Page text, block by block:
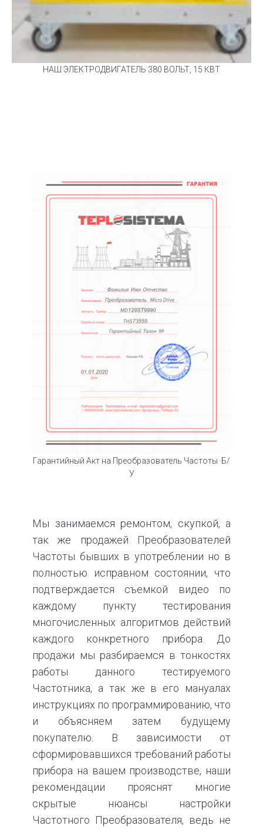
НАШ ЭЛЕКТРОДВИГАТЕЛЬ 380 ВОЛЬТ, 15 КВТ
Гарантийный Акт на Преобразователь Частоты ·Б/
У
Мы занимаемся ремонтом, скупкой, а
так же продажей Преобразователей
Частоты бывших в употреблении но в
полностью исправном состоянии, что
подтверждается съемкой видео по
каждому пункту тестирования
многочисленных алгоритмов действий
каждого конкретного прибора. До
продажи мы разбираемся в тонкостях
работы данного тестируемого
Частотника, а так же в его мануалах
инструкциях по программированию, что
и объясняем затем будущему
покупателю. В зависимости от
сформировавшихся требований работы
прибора на вашем производстве, наши
рекомендации прояснят многие
скрытые нюансы настройки
Частотного Преобразователя, ведь не